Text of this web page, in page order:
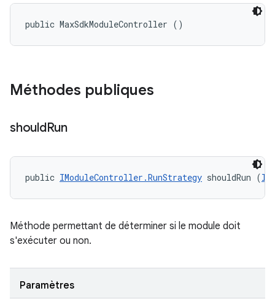
public MaxSdkModuleController ()
Méthodes publiques
shouldRun
public IModuleController.RunStrategy shouldRun (
Méthode permettant de déterminer si le module doit
s'exécuter ou non.
Paramètres